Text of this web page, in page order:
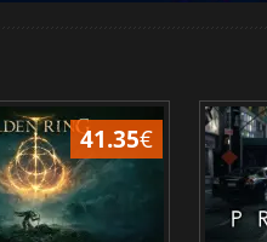
41.35€